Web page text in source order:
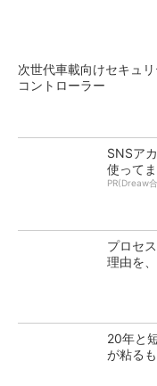
次世代車載向けセキュリ
コントローラー
SNSア
使ってま
PR(Dreaw
プロセ
理由を
20年と
が粘る